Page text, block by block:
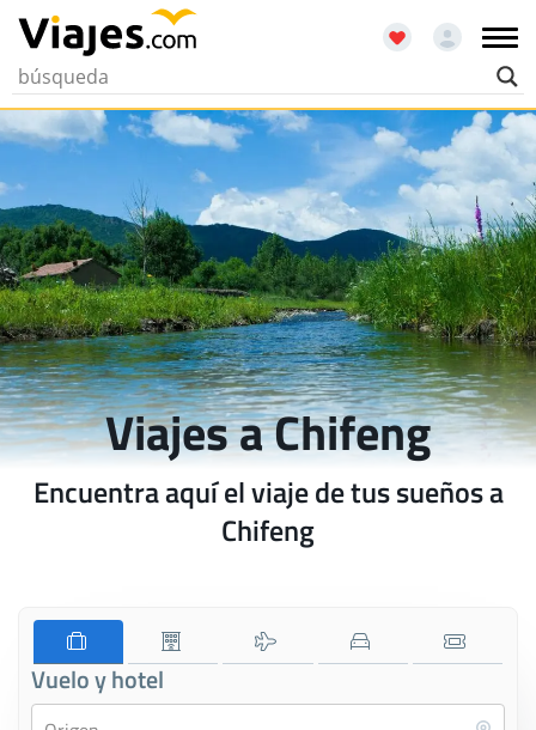
Viajes a Chifeng
Encuentra aquí el viaje de tus sueños a
Chifeng
Vuelo y hotel